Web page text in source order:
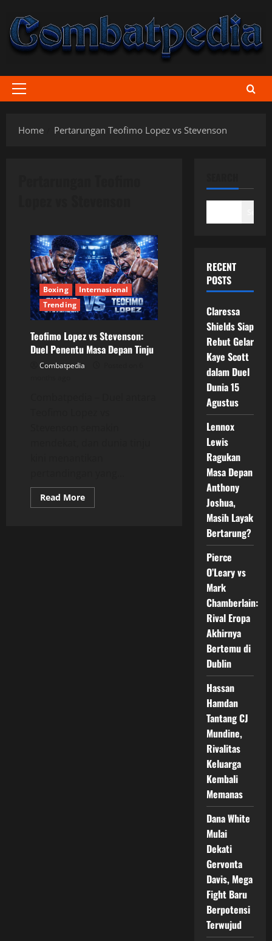
content
Primary
Home
Pertarungan Teofimo Lopez vs Stevenson
Boxing
Internasional
Trending
Teofimo Lopez vs Stevenson:
Duel Penentu Masa Depan Tinju
Combatpedia
Read MoreRead
more
RECENT
POSTS
Claressa
Shields Siap
Rebut Gelar
Kaye Scott
dalam Duel
Dunia 15
Agustus
Lennox
Lewis
Ragukan
Masa Depan
Anthony
Joshua,
Masih Layak
Bertarung?
Pierce
O’Leary vs
Mark
Chamberlain:
Rival Eropa
Akhirnya
Bertemu di
Dublin
Hassan
Hamdan
Tantang CJ
Mundine,
Rivalitas
Keluarga
Kembali
Memanas
Dana White
Mulai
Dekati
Gervonta
Davis, Mega
Fight Baru
Berpotensi
Terwujud